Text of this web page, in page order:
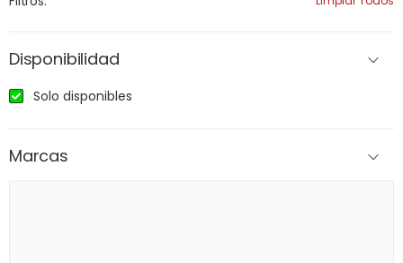
Disponibilidad
Solo disponibles
Marcas